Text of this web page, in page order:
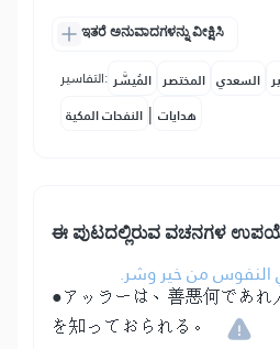
ಇತರೆ ಅನುವಾದಗಳನ್ನು ವೀಕ್ಷಿಸಿ
التفاسير: المُيسَّر المختصر السعدي
النفحات المكية | هدايات
ಈ ಪುಟದಲ್ಲಿರುವ ವಚನಗಳ
النفوس من خير وشر.
●アッラーは、善悪何であ
を知っておられる。